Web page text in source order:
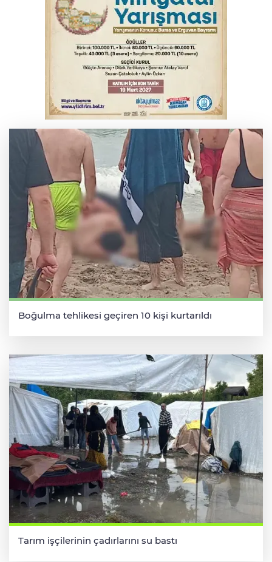
İnegöl'de orman yangını; Havadan ve
karadan müdahale başlatıldı
Bursa'da korkutan kazada 4 yaralı
Suça sürüklenen çocuk yasası TBMM'de
kabul edildi
Boğulma tehlikesi geçiren 10 kişi kurtarıldı
Tarım işçilerinin çadırlarını su bastı